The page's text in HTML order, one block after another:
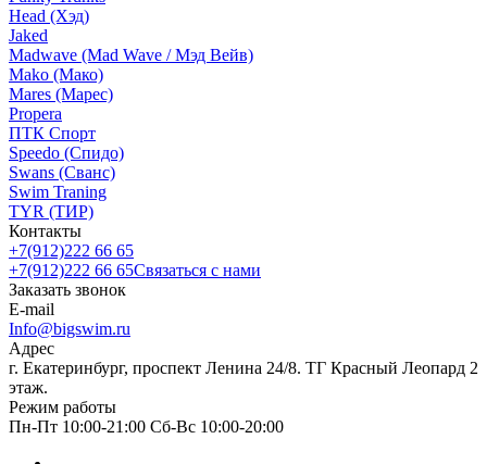
Head (Хэд)
Jaked
Madwave (Mad Wave / Мэд Вейв)
Mako (Мако)
Mares (Марес)
Propera
ПТК Спорт
Speedo (Спидо)
Swans (Сванс)
Swim Traning
TYR (ТИР)
Контакты
+7(912)222 66 65
+7(912)222 66 65Связаться с нами
Заказать звонок
E-mail
Info@bigswim.ru
Адрес
г. Екатеринбург, проспект Ленина 24/8. ТГ Красный Леопард 2
этаж.
Режим работы
Пн-Пт 10:00-21:00 Сб-Вс 10:00-20:00